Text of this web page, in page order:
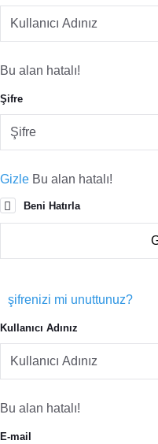
Bu alan hatalı!
Şifre
Gizle Bu alan hatalı!
Beni Hatırla
şifrenizi mi unuttunuz?
Kullanıcı Adınız
Bu alan hatalı!
E-mail